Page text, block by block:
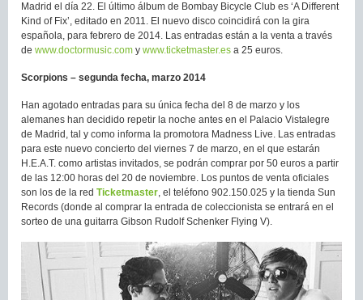
Madrid el día 22. El último álbum de Bombay Bicycle Club es ‘A Different
Kind of Fix’, editado en 2011. El nuevo disco coincidirá con la gira
española, para febrero de 2014. Las entradas están a la venta a través
de www.doctormusic.com y www.ticketmaster.es a 25 euros.
Scorpions – segunda fecha, marzo 2014
Han agotado entradas para su única fecha del 8 de marzo y los
alemanes han decidido repetir la noche antes en el Palacio Vistalegre
de Madrid, tal y como informa la promotora Madness Live. Las entradas
para este nuevo concierto del viernes 7 de marzo, en el que estarán
H.E.A.T. como artistas invitados, se podrán comprar por 50 euros a partir
de las 12:00 horas del 20 de noviembre. Los puntos de venta oficiales
son los de la red Ticketmaster, el teléfono 902.150.025 y la tienda Sun
Records (donde al comprar la entrada de coleccionista se entrará en el
sorteo de una guitarra Gibson Rudolf Schenker Flying V).